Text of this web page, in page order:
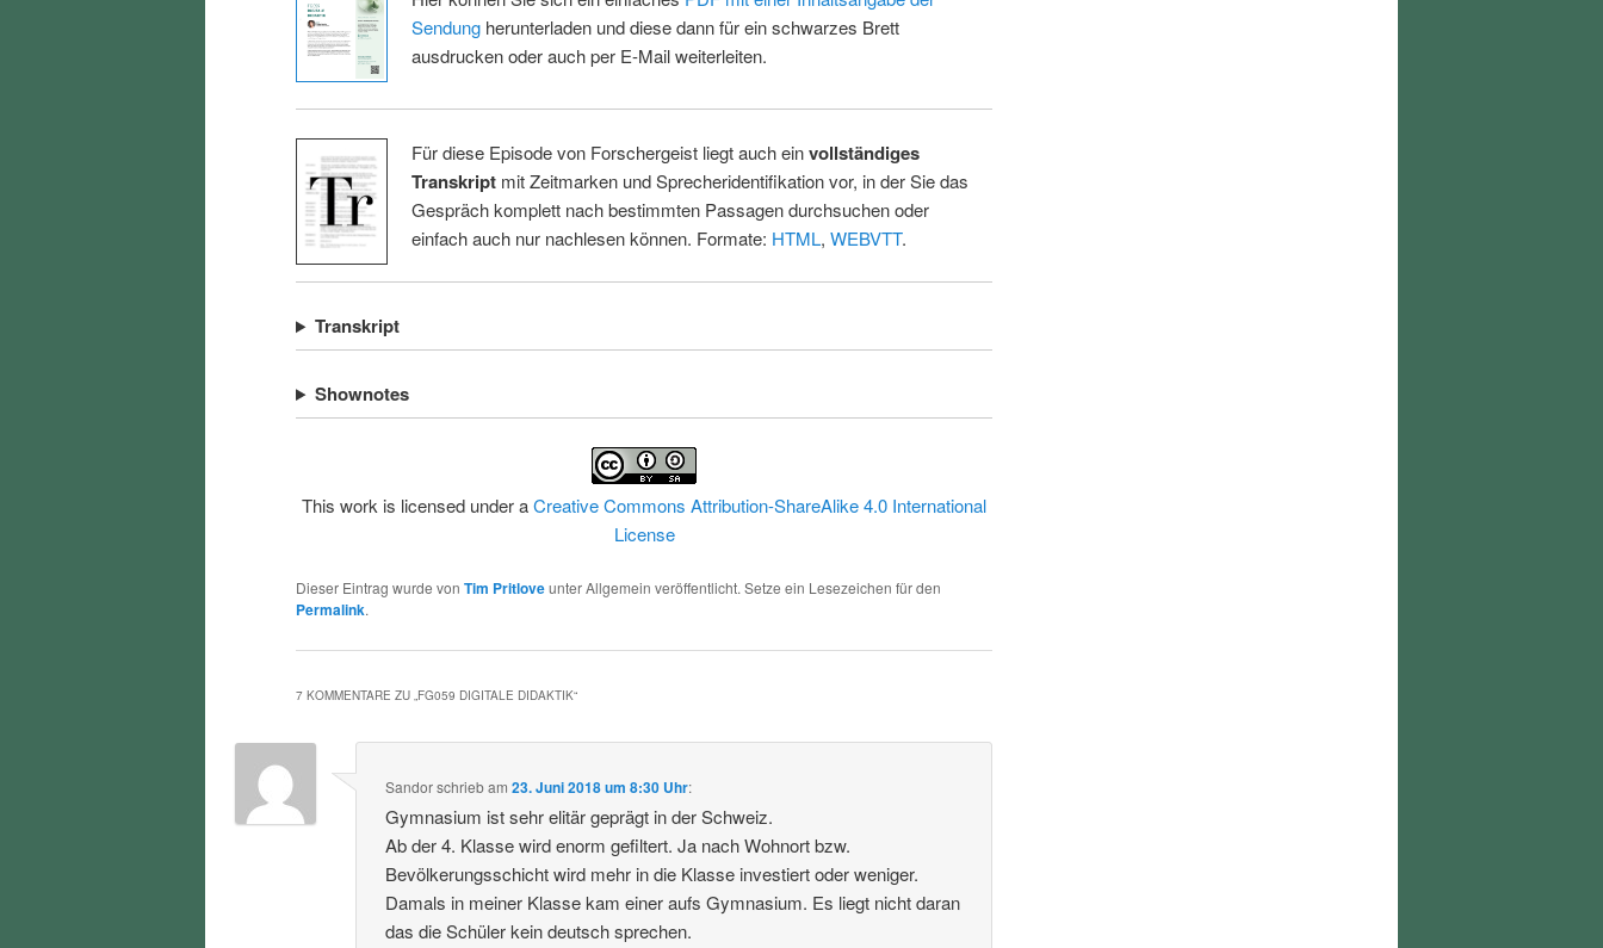
Sendungherunterladen und diese dann für ein schwarzes Brett
ausdrucken oder auch per E-Mail weiterleiten.
Für diese Episode von Forschergeist liegt auch einvollständiges
Transkriptmit Zeitmarken und Sprecheridentifikation vor, in der Sie das
Gespräch komplett nach bestimmten Passagen durchsuchen oder
einfach auch nur nachlesen können. Formate: HTML, WEBVTT.
Transkript
Shownotes
This work is licensed under aCreative Commons Attribution-ShareAlike 4.0 International
License
Dieser Eintrag wurde von Tim Pritloveunter Allgemein veröffentlicht. Setze ein Lesezeichen für den
Permalink.
7 KOMMENTARE ZU „FG059 DIGITALE DIDAKTIK“
Sandorschriebam23. Juni 2018 um 8:30 Uhr:
Gymnasium ist sehr elitär geprägt in der Schweiz.
Ab der 4. Klasse wird enorm gefiltert. Ja nach Wohnort bzw.
Bevölkerungsschicht wird mehr in die Klasse investiert oder weniger.
Damals in meiner Klasse kam einer aufs Gymnasium. Es liegt nicht daran
das die Schüler kein deutsch sprechen.